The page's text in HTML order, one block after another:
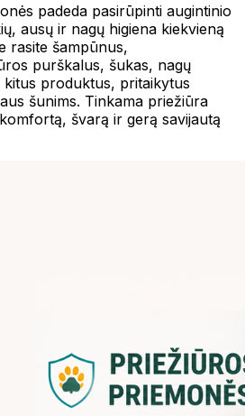
padeda pasirūpinti augintinio
ausų ir nagų higiena kiekvieną
rasite šampūnus,
purškalus, šukas, nagų
produktus, pritaikytus
šunims. Tinkama priežiūra
švarą ir gerą savijautą